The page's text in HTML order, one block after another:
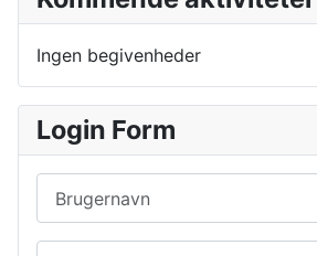
Ingen begivenheder
Login Form